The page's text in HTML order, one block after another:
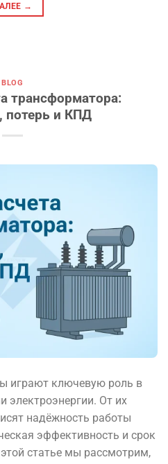
→
BLOG
трансформатора:
потерь и КПД
играют ключевую роль в
электроэнергии. От их
надёжность работы
эффективность и срок
статье мы рассмотрим,